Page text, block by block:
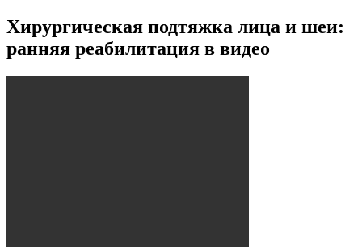
Хирургическая подтяжка лица и шеи:
ранняя реабилитация в видео